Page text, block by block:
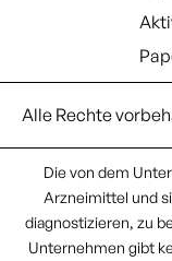
Alle Rechte
Die von dem
Arzneimittel und
diagnostizieren, zu
Unternehmen gibt